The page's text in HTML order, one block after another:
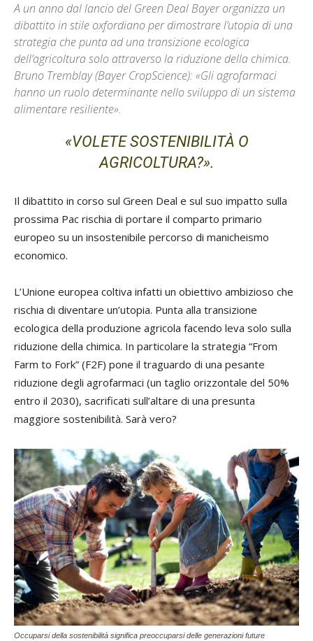
A un anno dal lancio del Green Deal Bayer organizza un
dibattito in stile oxfordiano per dimostrare l’utopia di una
strategia che punta ad una transizione ecologica
dell’agricoltura solo attraverso la riduzione della chimica.
Bruno Tremblay (Bayer CropScience): «Gli agrofarmaci
hanno un ruolo determinante nello sviluppo di un sistema
alimentare resiliente».
«VOLETE SOSTENIBILITÀ O
AGRICOLTURA?».
Il dibattito in corso sul Green Deal e sul suo impatto sulla
prossima Pac rischia di portare il comparto primario
europeo su un insostenibile percorso di manicheismo
economico.
L’Unione europea coltiva infatti un obiettivo ambizioso che
rischia di diventare un’utopia. Punta alla transizione
ecologica della produzione agricola facendo leva solo sulla
riduzione della chimica. In particolare la strategia “From
Farm to Fork” (F2F) pone il traguardo di una pesante
riduzione degli agrofarmaci (un taglio orizzontale del 50%
entro il 2030), sacrificati sull’altare di una presunta
maggiore sostenibilità. Sarà vero?
Occuparsi della sostenibilità significa preoccuparsi delle generazioni future